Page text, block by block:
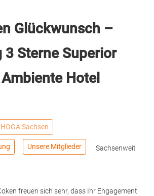
Glückwunsch –
3 Sterne Superior
Hotel
Sachsen
Unsere Mitglieder Sachsenweit
freuen sich sehr, dass Ihr Engagement